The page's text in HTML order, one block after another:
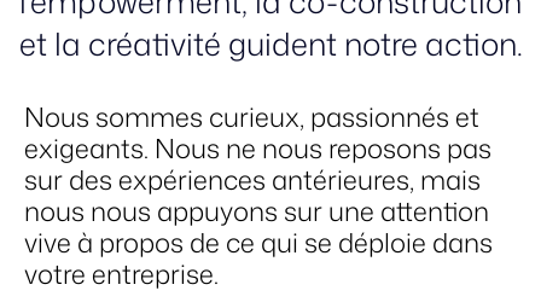
et la créativité guident notre action.
Nous sommes curieux, passionnés et
exigeants. Nous ne nous reposons pas
sur des expériences antérieures, mais
nous nous appuyons sur une attention
vive à propos de ce qui se déploie dans
votre entreprise.